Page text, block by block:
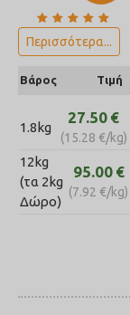
Περισσότερα...
Βάρος Τιμή
1.8kg
27.50 €
(15.28 €/kg)
12kg
(τα 2kg
Δώρο)
95.00 €
(7.92 €/kg)